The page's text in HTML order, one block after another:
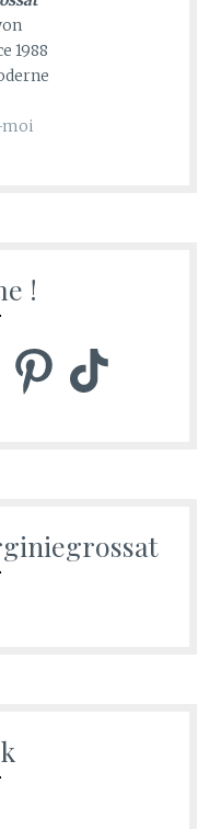
1988
moi
!
Pinterest TikTok